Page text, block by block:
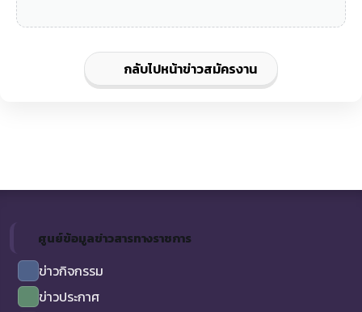
กลับไปหน้าข่าวสมัครงาน
ศูนย์ข้อมูลข่าวสารทางราชการ
ข่าวกิจกรรม
ข่าวประกาศ